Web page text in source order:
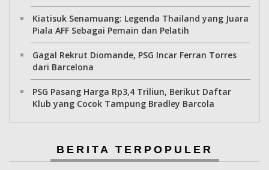
Kiatisuk Senamuang: Legenda Thailand yang Juara
Piala AFF Sebagai Pemain dan Pelatih
Gagal Rekrut Diomande, PSG Incar Ferran Torres
dari Barcelona
PSG Pasang Harga Rp3,4 Triliun, Berikut Daftar
Klub yang Cocok Tampung Bradley Barcola
BERITA TERPOPULER